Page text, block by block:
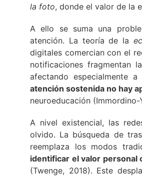
la foto, donde el valor de la
A ello se suma una
atención. La teoría de la
digitales comercian con el
notificaciones fragmentan
afectando especialmente
atención sostenida no hay
neuroeducación (Immordino-
A nivel existencial, las
olvido. La búsqueda de
reemplaza los modos
identificar el valor personal
(Twenge, 2018). Este